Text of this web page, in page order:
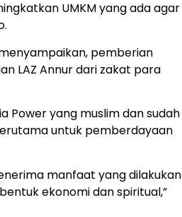
UMKM yang ada agar
pemberian
LAZ Annur dari zakat para
Power yang muslim dan sudah
untuk pemberdayaan
manfaat yang dilakukan
ekonomi dan spiritual,”